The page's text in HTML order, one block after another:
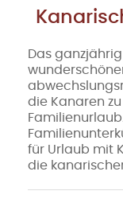
Das
die Kanaren
für Urlaub mit
die